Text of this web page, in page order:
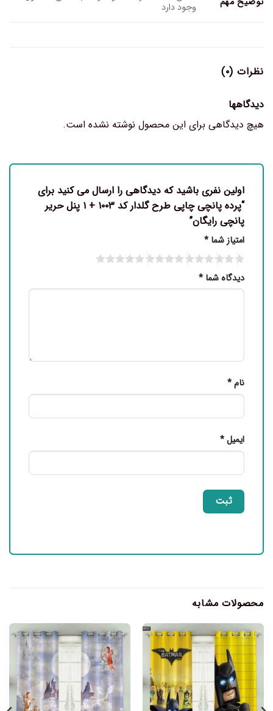
وجود دارد
نظرات (۰)
دیدگاهها
هیچ دیدگاهی برای این محصول نوشته نشده است.
اولین نفری باشید که دیدگاهی را ارسال می کنید برای
“پرده پانچی چاپی طرح گلدار کد ۱۰۰۳ + ۱ پنل حریر
پانچی رایگان”
امتیاز شما *
دیدگاه شما *
نام*
ایمیل*
محصولات مشابه